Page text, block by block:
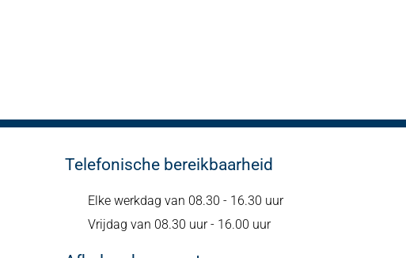
Telefonische bereikbaarheid
Elke werkdag van 08.30 - 16.30 uur
Vrijdag van 08.30 uur - 16.00 uur